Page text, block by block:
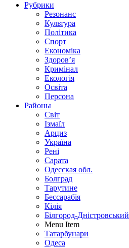
Рубрики
Резонанс
Культура
Політика
Спорт
Економіка
Здоров’я
Кримінал
Екологія
Освіта
Персона
Районы
Світ
Ізмаїл
Арциз
Україна
Рені
Сарата
Одесская обл.
Болград
Тарутине
Бессарабія
Кілія
Білгород-Дністровський
Menu Item
Татарбунари
Одеса